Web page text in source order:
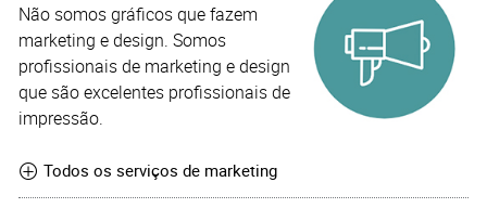
Não somos gráficos que fazem
marketing e design. Somos
profissionais de marketing e design
que são excelentes profissionais de
impressão.
Todos os serviços de marketing